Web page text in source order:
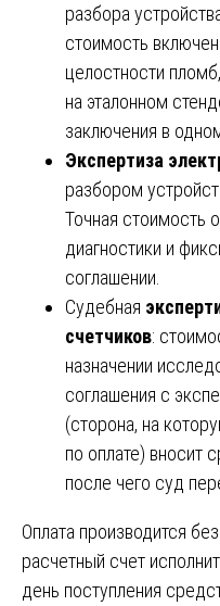
разбора
стоимость
целостности
на эталонном
заключения в
Экспертиза
разбором
Точная стоимость
диагностики и
соглашении.
Судебная
счетчиков:
назначении
соглашения с
(сторона, на
по оплате) вносит
после чего суд
Оплата производится
расчетный счет
день поступления